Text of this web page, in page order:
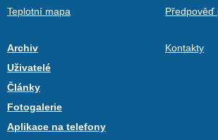
Teplotní mapa
Předpověď
Archiv
Uživatelé
Články
Fotogalerie
Aplikace na telefony
Kontakty